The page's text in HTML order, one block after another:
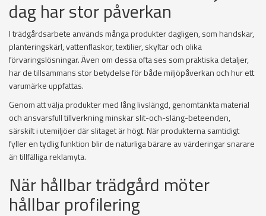
dag har stor påverkan
I trädgårdsarbete används många produkter dagligen, som handskar,
planteringskärl, vattenflaskor, textilier, skyltar och olika
förvaringslösningar. Även om dessa ofta ses som praktiska detaljer,
har de tillsammans stor betydelse för både miljöpåverkan och hur ett
varumärke uppfattas.
Genom att välja produkter med lång livslängd, genomtänkta material
och ansvarsfull tillverkning minskar slit-och-släng-beteenden,
särskilt i utemiljöer där slitaget är högt. När produkterna samtidigt
fyller en tydlig funktion blir de naturliga bärare av värderingar snarare
än tillfälliga reklamyta.
När hållbar trädgård möter
hållbar profilering